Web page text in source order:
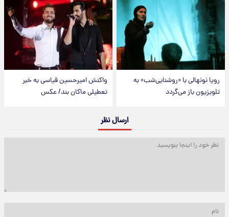
رویا نونهالی با «روشنایی‌شب» به
تلویزیون باز می‌گردد
واکنش امیرحسین قیاسی به خبر
تعطیلی ماکان بند/ عکس
ارسال نظر